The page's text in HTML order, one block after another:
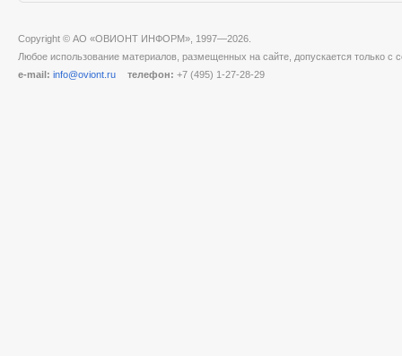
Copyright © АО «ОВИОНТ ИНФОРМ», 1997—2026.
Любое использование материалов, размещенных на сайте, допускается только с
e-mail: info@oviont.ru телефон: +7 (495) 1-27-28-29